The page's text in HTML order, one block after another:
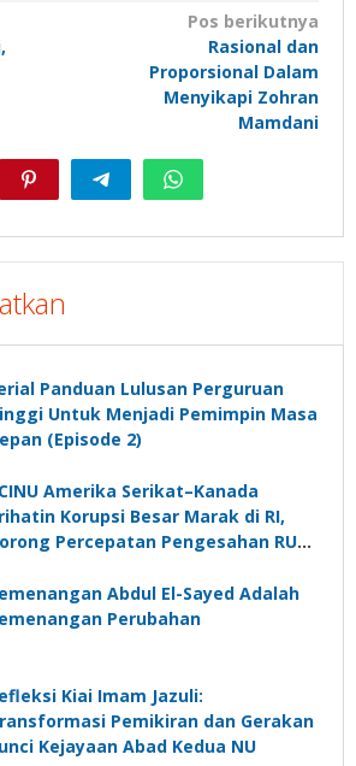
Pos berikutnya
Rasional dan
Proporsional Dalam
Menyikapi Zohran
Mamdani
Panduan Lulusan Perguruan
Untuk Menjadi Pemimpin Masa
(Episode 2)
Amerika Serikat–Kanada
Korupsi Besar Marak di RI,
Percepatan Pengesahan RUU
Abdul El-Sayed Adalah
Perubahan
Kiai Imam Jazuli:
Pemikiran dan Gerakan
Kejayaan Abad Kedua NU